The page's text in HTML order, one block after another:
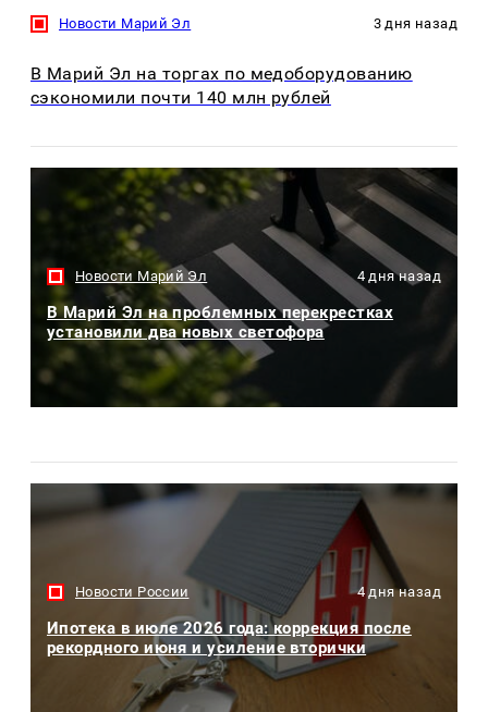
Новости Марий Эл 3 дня назад
В Марий Эл на торгах по медоборудованию
сэкономили почти 140 млн рублей
Новости Марий Эл 4 дня назад
В Марий Эл на проблемных перекрестках
установили два новых светофора
Новости России 4 дня назад
Ипотека в июле 2026 года: коррекция после
рекордного июня и усиление вторички